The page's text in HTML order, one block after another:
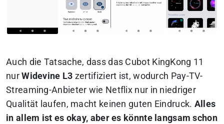
Auch die Tatsache, dass das Cubot KingKong 11
nurWidevine L3 zertifiziert ist, wodurch Pay-TV-
Streaming-Anbieter wie Netflix nur in niedriger
Qualität laufen, macht keinen guten Eindruck. Alles
in allem ist es okay, aber es könnte langsam schon